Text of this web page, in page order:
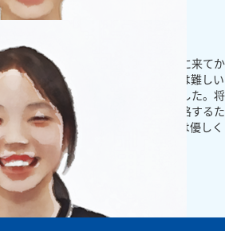
ようと思えるようになりました！
ろうともしなかった私ですが、創英に来てか
ちの気持ちに応えたいと思い、今では難しい
するまで何度でも解くようになりました。将
また、自分のいきたい高校に絶対合格するた
す。勉強以外でも創英の先生たちは優しく
いです！
た！
り勉強の仕方がわかっていなかったです